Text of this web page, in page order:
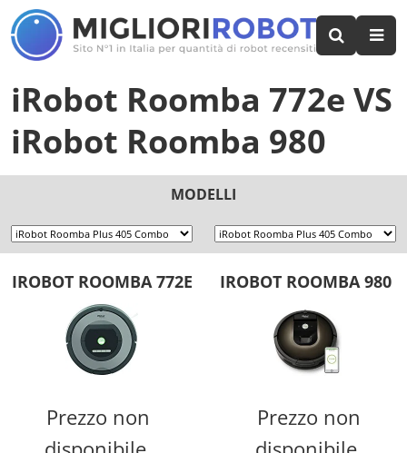
iRobot Roomba 772e VS
iRobot Roomba 980
MODELLI
IROBOT ROOMBA 772E IROBOT ROOMBA 980
Prezzo non
Prezzo non